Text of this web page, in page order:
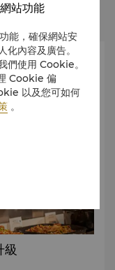
級
站功能
能，確保網站安
內容及廣告。
們使用 Cookie。
Cookie 偏
以及您可如何
。